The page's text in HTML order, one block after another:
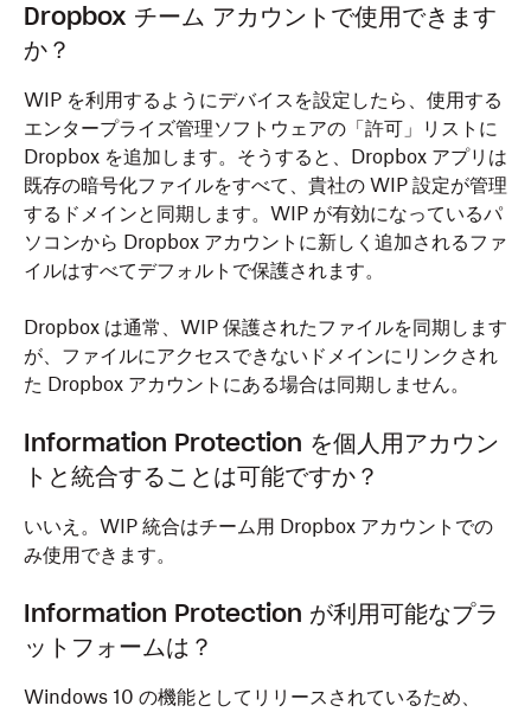
Dropbox チーム アカウントで使用できます
か？
WIP を利用するようにデバイスを設定したら、使用する
エンタープライズ管理ソフトウェアの「許可」リストに
Dropbox を追加します。そうすると、Dropbox アプリは
既存の暗号化ファイルをすべて、貴社の WIP 設定が管理
するドメインと同期します。WIP が有効になっているパ
ソコンから Dropbox アカウントに新しく追加されるファ
イルはすべてデフォルトで保護されます。
Dropbox は通常、WIP 保護されたファイルを同期します
が、ファイルにアクセスできないドメインにリンクされ
た Dropbox アカウントにある場合は同期しません。
Information Protection を個人用アカウン
トと統合することは可能ですか？
いいえ。WIP 統合はチーム用 Dropbox アカウントでの
み使用できます。
Information Protection が利用可能なプラ
ットフォームは？
Windows 10 の機能としてリリースされているため、